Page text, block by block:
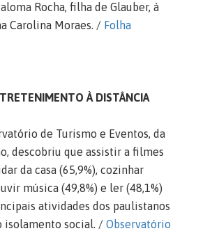
Rocha, filha de Glauber, à
Carolina Moraes. / Folha
À DISTÂNCIA
de Turismo e Eventos, da
descobriu que assistir a filmes
da casa (65,9%), cozinhar
música (49,8%) e ler (48,1%)
atividades dos paulistanos
isolamento social. /Observatório